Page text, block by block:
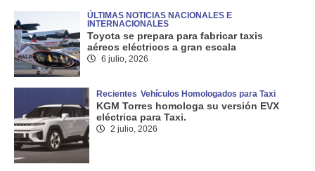
ÚLTIMAS NOTICIAS NACIONALES E
INTERNACIONALES
Toyota se prepara para fabricar taxis
aéreos eléctricos a gran escala
6 julio, 2026
Recientes Vehículos Homologados para Taxi
KGM Torres homologa su versión EVX
eléctrica para Taxi.
2 julio, 2026